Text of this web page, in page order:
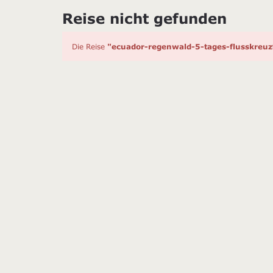
Reise nicht gefunden
Die Reise "ecuador-regenwald-5-tages-